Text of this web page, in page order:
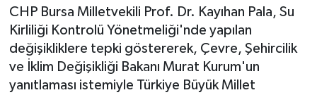
CHP Bursa Milletvekili Prof. Dr. Kayıhan Pala, Su
Kirliliği Kontrolü Yönetmeliği'nde yapılan
değişikliklere tepki göstererek, Çevre, Şehircilik
ve İklim Değişikliği Bakanı Murat Kurum'un
yanıtlaması istemiyle Türkiye Büyük Millet